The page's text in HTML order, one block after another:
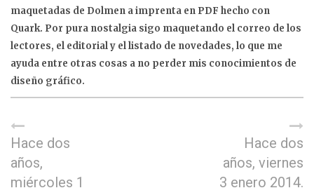
maquetadas de Dolmen a imprenta en PDF hecho con
Quark. Por pura nostalgia sigo maquetando el correo de los
lectores, el editorial y el listado de novedades, lo que me
ayuda entre otras cosas a no perder mis conocimientos de
diseño gráfico.
Hace dos
años,
miércoles 1
Hace dos
años, viernes
3 enero 2014.